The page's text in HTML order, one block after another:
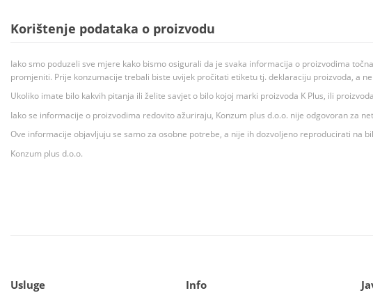
Korištenje podataka o proizvodu
Iako smo poduzeli sve mjere kako bismo osigurali da je svaka informacija o proizvodima
promjeniti. Prije konzumacije trebali biste uvijek pročitati etiketu tj. deklaraciju proizvoda, a
Ukoliko imate bilo kakvih pitanja ili želite savjet o bilo kojoj marki proizvoda K Plus, ili
Iako se informacije o proizvodima redovito ažuriraju, Konzum plus d.o.o. nije odgovoran za
Ove informacije objavljuju se samo za osobne potrebe, a nije ih dozvoljeno reproducirati na
Konzum plus d.o.o.
Usluge
Info